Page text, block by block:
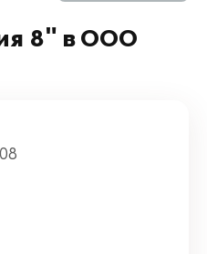
8" в ООО